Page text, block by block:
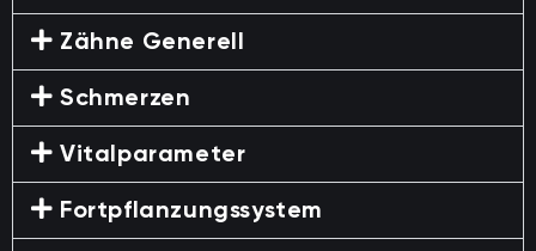
Zähne Generell
Schmerzen
Vitalparameter
Fortpflanzungssystem